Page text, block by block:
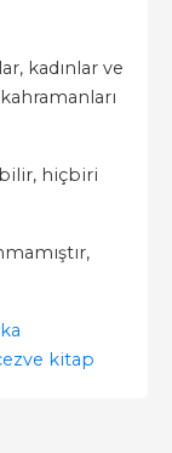
kadınlar ve
hiçbiri
kitap